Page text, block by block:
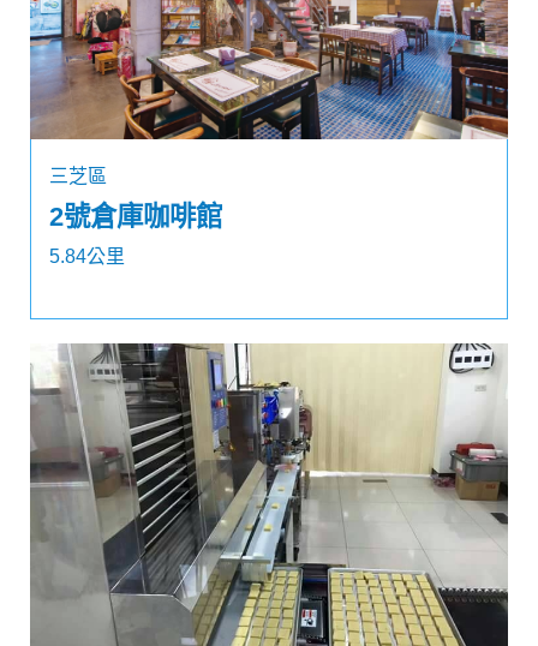
三芝區
2號倉庫咖啡館
5.84公里